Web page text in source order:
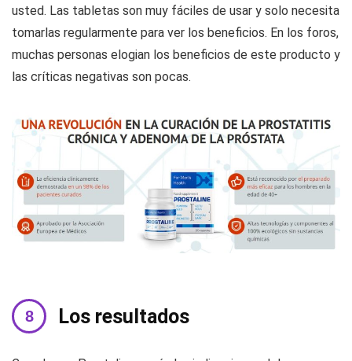
usted. Las tabletas son muy fáciles de usar y solo necesita
tomarlas regularmente para ver los beneficios. En los foros,
muchas personas elogian los beneficios de este producto y
las críticas negativas son pocas.
Los resultados